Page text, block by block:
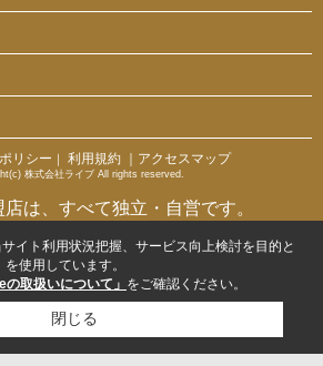
リシー 利用規約 ｜アクセスマップ
株式会社ライブ All rights reserved.
は、すべて独立・自営です。
イト利用状況把握、サービス向上検討を目的と
使用しています。
の取扱いについて」 をご確認ください。
閉じる